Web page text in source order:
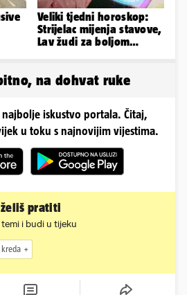
Veliki tjedni horoskop:
Strijelac mijenja stavove,
Lav žudi za boljom
na dohvat ruke
iskustvo portala. Čitaj,
u toku s najnovijim vijestima.
pratiti
i budi u tijeku
kreda